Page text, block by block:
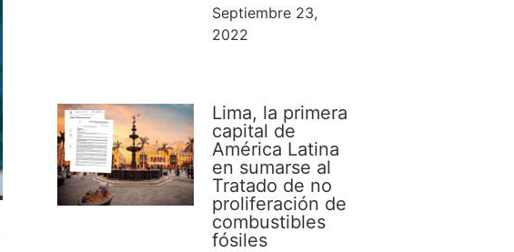
Septiembre 23,
2022
Lima, la primera
capital de
América Latina
en sumarse al
Tratado de no
proliferación de
combustibles
fósiles